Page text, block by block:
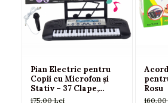
Pian Electric pentru
Copii cu Microfon și
Stativ – 37 Clape,
Negru, 3 ani+
175,00 Lei
Rosu